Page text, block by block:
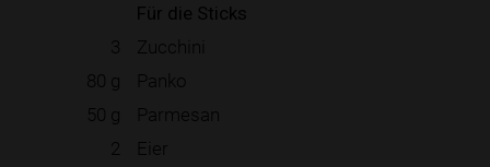
Für die Sticks
3
Zucchini
80 g
Panko
50 g
Parmesan
2
Eier